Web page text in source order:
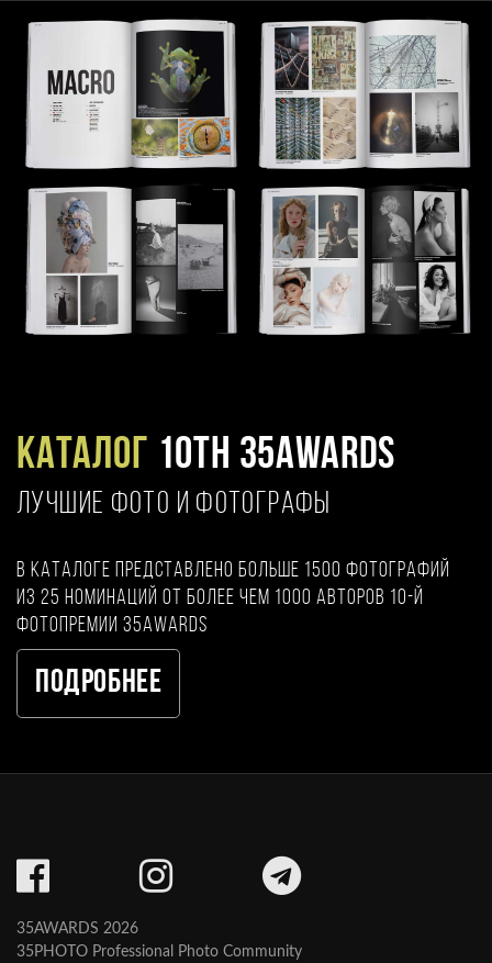
Каталог 10TH 35AWARDS
ЛУЧШИЕ ФОТО И ФОТОГРАФЫ
В каталоге представлено больше 1500 фотографий
из 25 номинаций от более чем 1000 авторов 10-й
фотопремии 35AWARDS
Подробнее
35AWARDS 2026
35PHOTO Professional Photo Community